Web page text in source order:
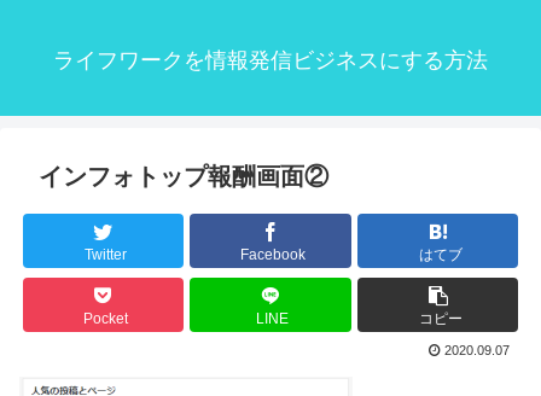
ライフワークを情報発信ビジネスにする方法
インフォトップ報酬画面②
Twitter Facebook はてブ
Pocket LINE コピー
2020.09.07